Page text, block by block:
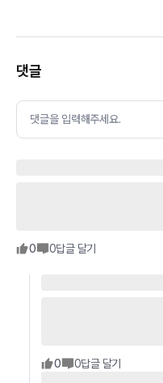
댓글
댓글을 입력해주세요.
0 0답글 달기
0 0답글 달기